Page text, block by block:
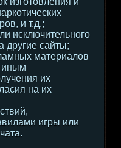
и т.д.;
исключительного
другие сайты;
материалов
иным
их
на их
игры или